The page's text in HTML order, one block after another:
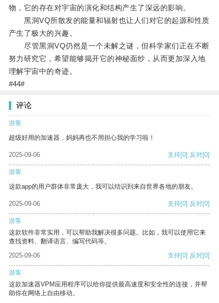
物，它的存在对宇宙的演化和结构产生了深远的影响。
黑洞VQ所散发的能量和辐射也让人们对它的起源和性质
产生了极大的兴趣。
尽管黑洞VQ仍然是一个未解之谜，但科学家们正在不断
努力研究它，希望能够揭开它的神秘面纱，从而更加深入地
理解宇宙中的奇迹。
#44#
评论
游客
超级好用的加速器，妈妈再也不用担心我的学习啦！
2025-09-06 支持[0] 反对[0]
游客
这款app的用户群体非常庞大，我可以结识到来自世界各地的朋友。
2025-09-06 支持[0] 反对[0]
游客
这款软件非常实用，可以帮助我解决很多问题。比如，我可以使用它来
查找资料、翻译语言、编写代码等。
2025-09-06
支持[0] 反对[0]
游客
这款加速器VPM应用程序可以给你提供最高速度和安全性的连接，并帮
助你在网络上自由移动。